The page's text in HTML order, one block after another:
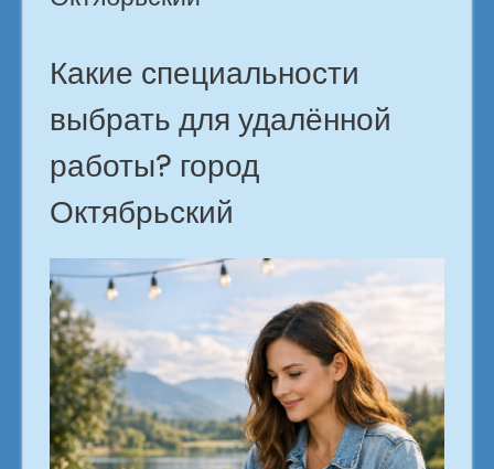
Какие специальности
выбрать для удалённой
работы? город
Октябрьский